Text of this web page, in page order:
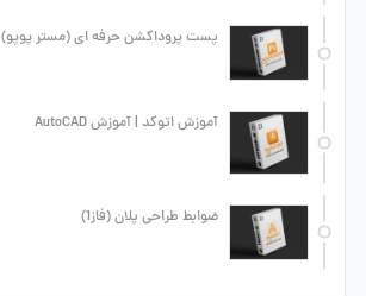
پست پروداکشن حرفه ای (مستر پوپو)
آموزش اتوکد | آموزش AutoCAD
ضوابط طراحی پلان (فاز1)